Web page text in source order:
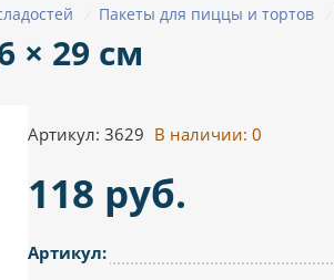
Пакеты для пиццы и тортов
× 29 см
Артикул: 3629 В наличии:0
118 руб.
Артикул: